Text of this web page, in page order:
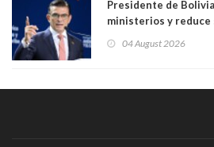
Presidente de
ministerios y reduce
04 August 2026